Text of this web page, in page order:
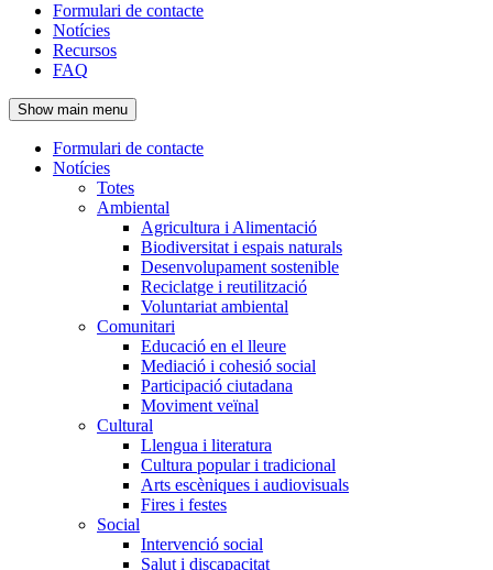
Navegació
principal
de
l'encapçalament
Formulari de contacte
Notícies
Recursos
FAQ
Show main menu
Navegació
principal
Formulari de contacte
Notícies
Totes
Ambiental
Agricultura i Alimentació
Biodiversitat i espais naturals
Desenvolupament sostenible
Reciclatge i reutilització
Voluntariat ambiental
Comunitari
Educació en el lleure
Mediació i cohesió social
Participació ciutadana
Moviment veïnal
Cultural
Llengua i literatura
Cultura popular i tradicional
Arts escèniques i audiovisuals
Fires i festes
Social
Intervenció social
Salut i discapacitat